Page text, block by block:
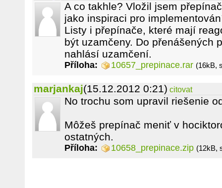
A co takhle? Vložil jsem
jako inspiraci pro
Listy i přepínače, které mají
být uzamčeny. Do přenášených
nahlásí uzamčení.
Příloha: 10657_prepinace.rar (16kB,
marjankaj(15.12.2012 0:21) citovat
No trochu som upravil riešenie
Môžeš prepínač meniť v
ostatných.
Příloha: 10658_prepinace.zip (12kB,